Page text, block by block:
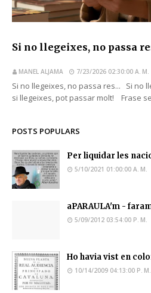
Si no llegeixes, no passa
MANEL ALJAMA 7/23/2026 02:30:00 A. M.
Si no llegeixes, no passa res... Si no
si llegeixes, pot passar molt! Frase
POSTS POPULARS
Per liquidar les
5/10/2021 01:00:00 A. M.
aPARAULA'm -
5/09/2012 03:54:00 P. M.
Ho havia vist en
10/14/2009 04:13:00 P. M.